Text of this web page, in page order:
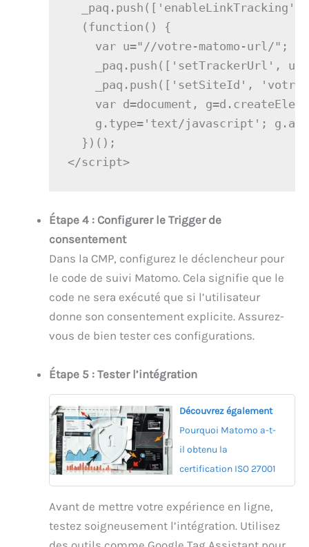
  (function() {
    var u="//votre-matomo-url/";
_paq.push(['setTrackerUrl',
_paq.push(['setSiteId',
var d=document,
g.type='text/javascript';
  })();
</script>
Étape 4 : Configurer le Trigger de
consentement
Dans la CMP, configurez le déclencheur pour
le code de suivi Matomo. Cela signifie que le
code ne sera exécuté que si l’utilisateur
donne son consentement explicite. Assurez-
vous de bien tester ces configurations.
Étape 5 : Tester l’intégration
Découvrez également
Pourquoi Matomo a-t-
il obtenu la
certification ISO 27001
Avant de mettre votre expérience en ligne,
testez soigneusement l’intégration. Utilisez